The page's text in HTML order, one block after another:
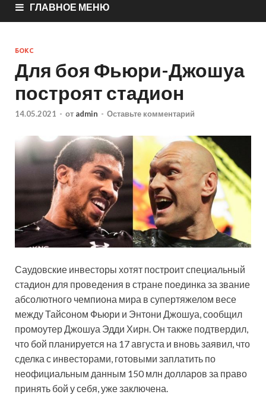
ГЛАВНОЕ МЕНЮ
БОКС
Для боя Фьюри-Джошуа
построят стадион
14.05.2021 - от admin - Оставьте комментарий
Саудовские инвесторы хотят построит специальный
стадион для проведения в стране поединка за звание
абсолютного чемпиона мира в супертяжелом весе
между Тайсоном Фьюри и Энтони Джошуа, сообщил
промоутер Джошуа Эдди Хирн. Он также подтвердил,
что бой планируется на 17августа и вновь заявил, что
сделка с инвесторами, готовыми заплатить по
неофициальным данным 150 млн долларов за право
принять бой у себя, уже заключена.